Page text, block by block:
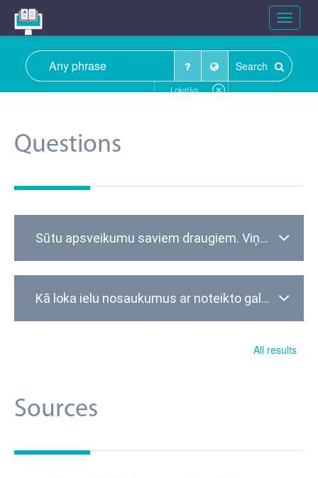
Toggle
Search
Lokatīvs
Questions
Sūtu apsveikumu saviem draugiem. Viņus sauc
Kā loka ielu nosaukumus ar noteikto galotni?
All results
Sources